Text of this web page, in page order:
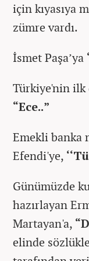
için kıyasıya
zümre vardı.
İsmet Paşa’ya
Türkiye'nin ilk
“Ece..”
Emekli banka
Efendi'ye,
Günümüzde
hazırlayan
Martayan'a,
elinde